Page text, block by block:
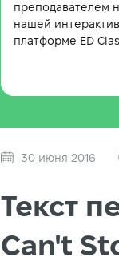
преподавателем
нашей
платформе ED
30 июня 2016
Текст
Can't